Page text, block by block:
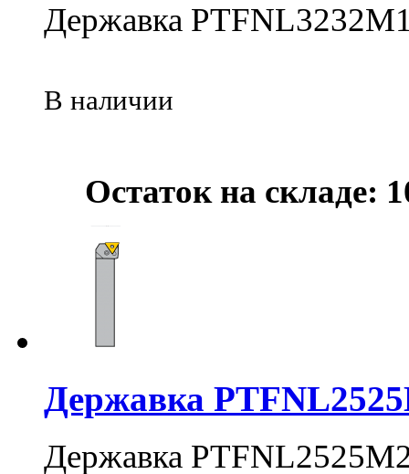
Державка
В наличии
Остаток на складе:
Державка
Державка